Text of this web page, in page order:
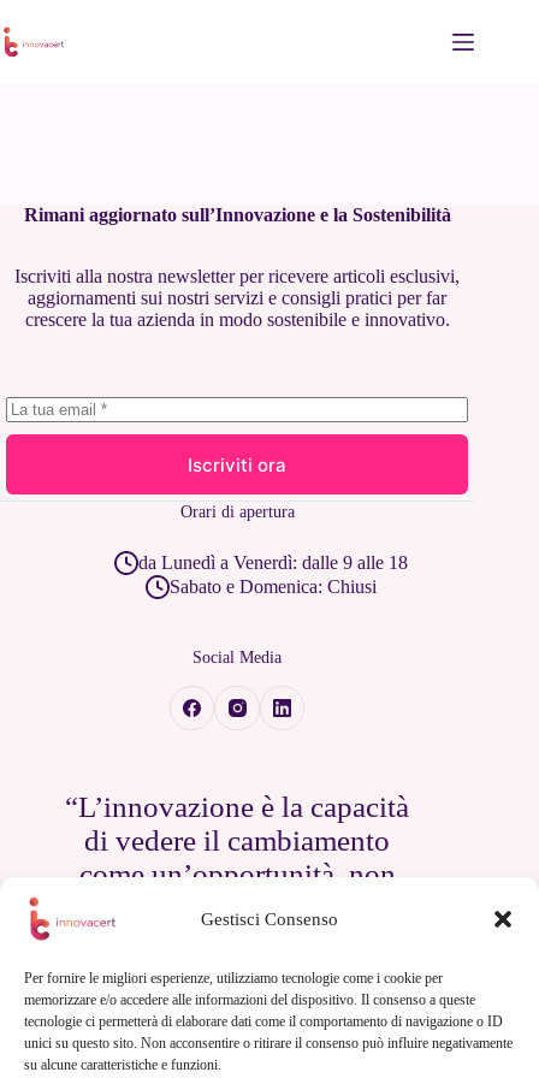
Gestisci Consenso
Per fornire le migliori esperienze, utilizziamo tecnologie come i cookie per
memorizzare e/o accedere alle informazioni del dispositivo. Il consenso a queste
tecnologie ci permetterà di elaborare dati come il comportamento di navigazione o ID
unici su questo sito. Non acconsentire o ritirare il consenso può influire negativamente
su alcune caratteristiche e funzioni.
al
contenuto
Rimani aggiornato sull’Innovazione e la Sostenibilità
Iscriviti alla nostra newsletter per ricevere articoli esclusivi,
aggiornamenti sui nostri servizi e consigli pratici per far
crescere la tua azienda in modo sostenibile e innovativo.
Iscriviti ora
Orari di apertura
da Lunedì a Venerdì: dalle 9 alle 18
Sabato e Domenica: Chiusi
Social Media
“L’innovazione è la capacità
di vedere il cambiamento
come un’opportunità, non
come una minaccia.”